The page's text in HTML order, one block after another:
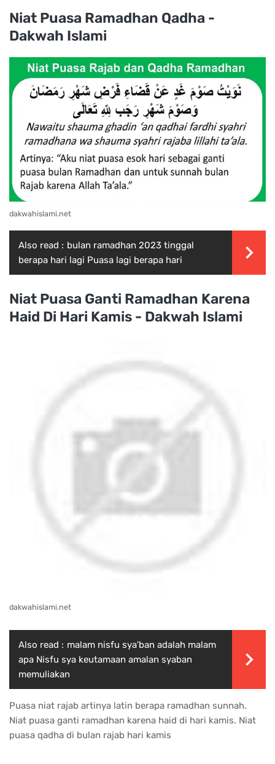
Niat Puasa Ramadhan Qadha -
Dakwah Islami
dakwahislami.net
Also read : bulan ramadhan 2023 tinggal
berapa hari lagi Puasa lagi berapa hari
Niat Puasa Ganti Ramadhan Karena
Haid Di Hari Kamis - Dakwah Islami
dakwahislami.net
Also read : malam nisfu sya'ban adalah malam
apa Nisfu sya keutamaan amalan syaban
memuliakan
Puasa niat rajab artinya latin berapa ramadhan sunnah.
Niat puasa ganti ramadhan karena haid di hari kamis. Niat
puasa qadha di bulan rajab hari kamis